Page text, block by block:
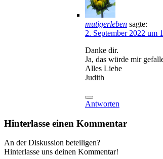
mutigerleben sagte:
2. September 2022 um
Danke dir.
Ja, das würde mir
Alles Liebe
Judith
Antworten
Hinterlasse einen Kommentar
An der Diskussion beteiligen?
Hinterlasse uns deinen Kommentar!